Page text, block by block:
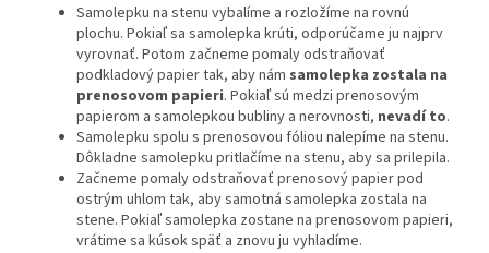
Samolepku na stenu vybalíme a rozložíme na rovnú
plochu. Pokiaľ sa samolepka krúti, odporúčame ju najprv
vyrovnať. Potom začneme pomaly odstraňovať
podkladový papier tak, aby nám samolepka zostala na
prenosovom papieri. Pokiaľ sú medzi prenosovým
papierom a samolepkou bubliny a nerovnosti, nevadí to.
Samolepku spolu s prenosovou fóliou nalepíme na stenu.
Dôkladne samolepku pritlačíme na stenu, aby sa prilepila.
Začneme pomaly odstraňovať prenosový papier pod
ostrým uhlom tak, aby samotná samolepka zostala na
stene. Pokiaľ samolepka zostane na prenosovom papieri,
vrátime sa kúsok späť a znovu ju vyhladíme.